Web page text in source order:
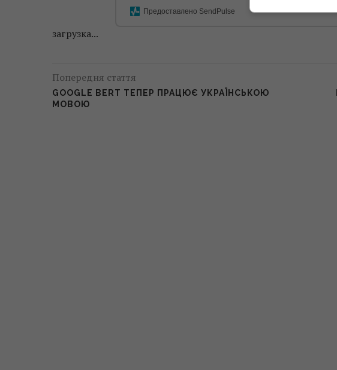
Предоставлено SendPulse
загрузка...
Попередня стаття
GOOGLE BERT ТЕПЕР ПРАЦЮЄ УКРАЇНСЬКОЮ
МОВОЮ